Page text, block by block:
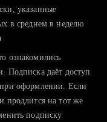
вручную поднимаете
и оценить шансы
указанные
в среднем в неделю
ознакомились
Подписка даёт доступ
оформлении. Если
продлится на тот же
подписку